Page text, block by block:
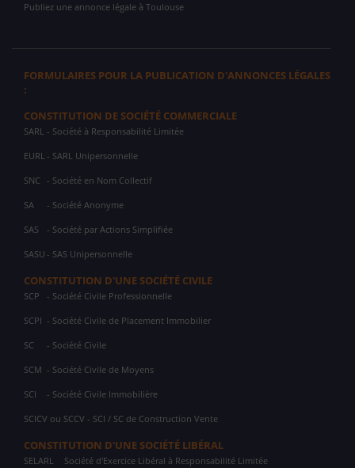
Publiez une annonce légale à Toulouse
FORMULAIRES POUR LA PUBLICATION D'ANNONCES LÉGALES
:
CONSTITUTION DE SOCIÉTÉ COMMERCIALE
SARL - Société à Responsabilité Limitée
EURL - SARL Unipersonnelle
SNC - Société en Nom Collectif
SA - Société Anonyme
SAS - Société par Actions Simplifiée
SASU - SAS Unipersonnelle
CONSTITUTION D'UNE SOCIÉTÉ CIVILE
SCP - Société Civile Professionnelle
SCPI - Société Civile de Placement Immobilier
SC - Société Civile
SCM - Société Civile de Moyens
SCI - Société Civile Immobilière
SCICV ou SCCV - SCI / SC de Construction Vente
CONSTITUTION D'UNE SOCIÉTÉ LIBÉRAL
SELARL Société d'Exercice Libéral à Responsabilité Limitée